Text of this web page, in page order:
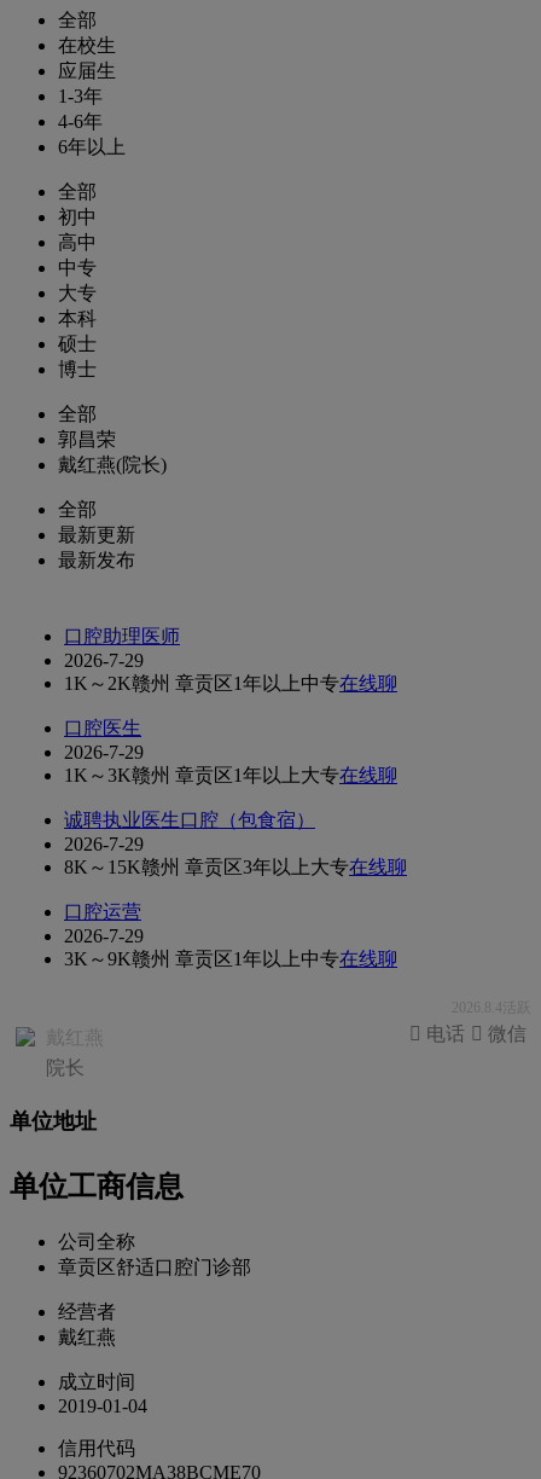
全部
在校生
应届生
1-3年
4-6年
6年以上
全部
初中
高中
中专
大专
本科
硕士
博士
全部
郭昌荣
戴红燕(院长)
全部
最新更新
最新发布
口腔助理医师
2026-7-29
1K～2K赣州 章贡区1年以上中专在线聊
口腔医生
2026-7-29
1K～3K赣州 章贡区1年以上大专在线聊
诚聘执业医生口腔（包食宿）
2026-7-29
8K～15K赣州 章贡区3年以上大专在线聊
口腔运营
2026-7-29
3K～9K赣州 章贡区1年以上中专在线聊
2026.8.4活跃
戴红燕
院长
 微信
 电话
单位地址
单位工商信息
公司全称
章贡区舒适口腔门诊部
经营者
戴红燕
成立时间
2019-01-04
信用代码
92360702MA38BCME70